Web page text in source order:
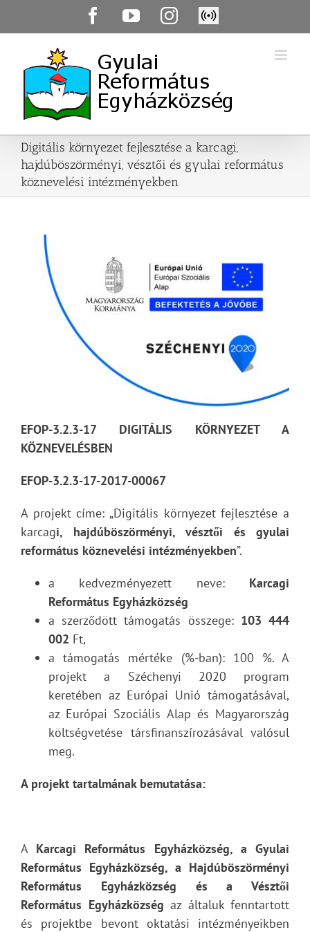
FacebookYouTubeInstagram
Élő
közvetítés
Digitális környezet fejlesztése a karcagi,
hajdúböszörményi, vésztői és gyulai református
köznevelési intézményekben
EFOP-3.2.3-17 DIGITÁLIS KÖRNYEZET A
KÖZNEVELÉSBEN
EFOP-3.2.3-17-2017-00067
A projekt címe: „Digitális környezet fejlesztése a
karcagi, hajdúböszörményi, vésztői és gyulai
református köznevelési intézményekben”.
a kedvezményezett neve: Karcagi
Református Egyházközség
a szerződött támogatás összege: 103 444
002 Ft,
a támogatás mértéke (%-ban): 100 %. A
projekt a Széchenyi 2020 program
keretében az Európai Unió támogatásával,
az Európai Szociális Alap és Magyarország
költségvetése társfinanszírozásával valósul
meg.
A projekt tartalmának bemutatása:
A Karcagi Református Egyházközség, a Gyulai
Református Egyházközség, a Hajdúböszörményi
Református Egyházközség és a Vésztői
Református Egyházközség az általuk fenntartott
és projektbe bevont oktatási intézményeikben